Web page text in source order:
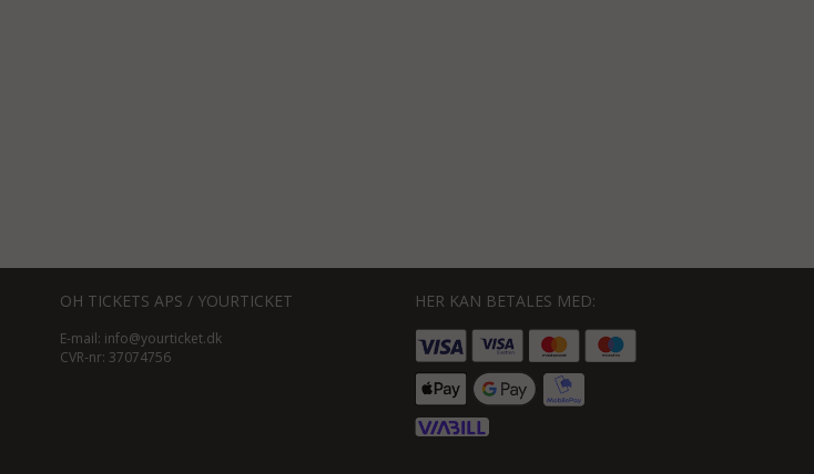
OH TICKETS APS / YOURTICKET
E-mail: info@yourticket.dk
CVR-nr: 37074756
HER KAN BETALES MED: